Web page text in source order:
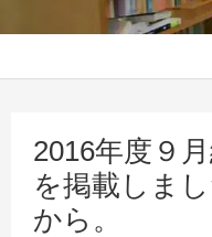
2016年度９
を掲載しま
から。